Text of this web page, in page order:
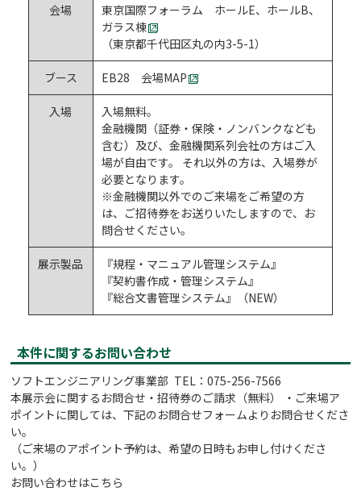
会場
東京国際フォーラム ホールE、ホールB、
ガラス棟
（東京都千代田区丸の内3-5-1）
ブース EB28 会場MAP
入場
入場無料。
金融機関（証券・保険・ノンバンクなども
含む）及び、金融機関系列会社の方はご入
場が自由です。 それ以外の方は、入場券が
必要となります。
※金融機関以外でのご来場をご希望の方
は、ご招待券をお送りいたしますので、お
問合せください。
展示製品
『規程・マニュアル管理システム』
『契約書作成・管理システム』
『総合文書管理システム』（NEW）
本件に関するお問い合わせ
ソフトエンジニアリング事業部 TEL：075-256-7566
本展示会に関するお問合せ・招待券のご請求（無料） ・ご来場ア
ポイントに関しては、下記のお問合せフォームよりお問合せくださ
い。
（ご来場のアポイント予約は、希望の日時もお申し付けくださ
い。）
お問い合わせはこちら